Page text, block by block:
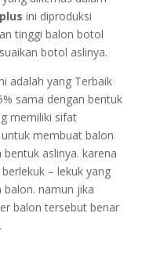
ini diproduksi
tinggi balon botol
botol aslinya.
adalah yang Terbaik
sama dengan bentuk
memiliki sifat
membuat balon
aslinya. karena
– lekuk yang
balon. namun jika
balon tersebut benar